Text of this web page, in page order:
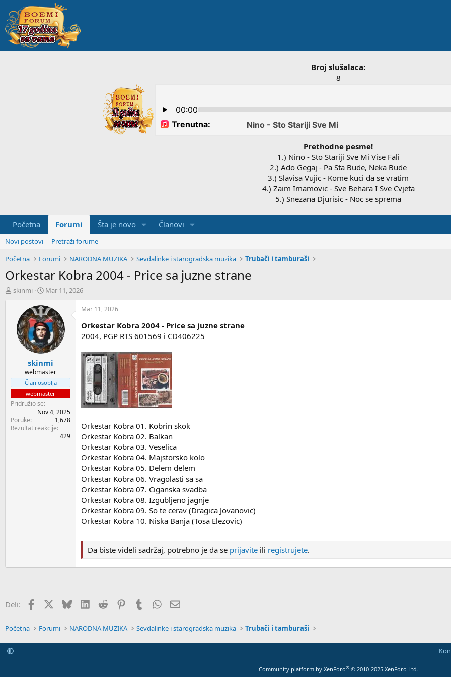
Broj slušalaca:
8
Prethodne pesme!
1.) Nino - Sto Stariji Sve Mi Vise Fali
2.) Ado Gegaj - Pa Sta Bude, Neka Bude
3.) Slavisa Vujic - Kome kuci da se vratim
4.) Zaim Imamovic - Sve Behara I Sve Cvjeta
5.) Snezana Djurisic - Noc se sprema
Početna Forumi Šta je novo Članovi
Novi postovi
Pretraži forume
Početna
Forumi NARODNA MUZIKA Sevdalinke i starogradska muzika Trubači i tamburaši
Orkestar Kobra 2004 - Price sa juzne strane
P
m
e
skinmi
D
t
u
m
p
o
č
e
t
k
a
Mar 11, 2026
skinmi
webmaster
Član osoblja
webmaster
Pridružio se
Nov 4, 2025
Poruke
1,678
Rezultat reakcije
429
Mar 11, 2026
Orkestar Kobra 2004 - Price sa juzne strane
2004, PGP RTS 601569 i CD406225
Orkestar Kobra 01. Kobrin skok
Orkestar Kobra 02. Balkan
Orkestar Kobra 03. Veselica
Orkestar Kobra 04. Majstorsko kolo
Orkestar Kobra 05. Delem delem
Orkestar Kobra 06. Vragolasti sa sa
Orkestar Kobra 07. Ciganska svadba
Orkestar Kobra 08. Izgubljeno jagnje
Orkestar Kobra 09. So te cerav (Dragica Jovanovic)
Orkestar Kobra 10. Niska Banja (Tosa Elezovic)
Da biste videli sadržaj, potrebno je da se prijavite ili registrujete.
Deli: Facebook BluskajLinkedIn
Reddit PinterestTumblr WhatsApp
E-pošta
Početna Forumi NARODNA MUZIKA Sevdalinke i starogradska muzika Trubači i tamburaši
Community platform by XenForo® © 2010-2025 XenForo Ltd.